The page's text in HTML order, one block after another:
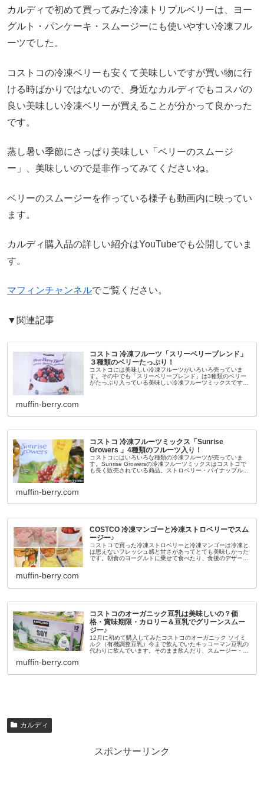
カルディで初めて買ってみた冷凍トリプルベリーは、ヨー
グルト・パンケーキ・スムージーにも使いやすい冷凍フル
ーツでした。
コストコの冷凍ベリーも安くて美味しいですが買い物に行
ける時ばかりではないので、身近なカルディでもコスパの
良い美味しい冷凍ベリーが買えることが分かって良かった
です。
蒸し暑い季節にさっぱり美味しい「ベリーのスムージ
ー」、美味しいので是非作ってみてくださいね。
ベリーのスムージーを作っている様子も動画内に映ってい
ます。
カルディ購入品の詳しい紹介はYouTubeでも公開していま
す。
マフィンチャンネルでご覧ください。
▼関連記事
コストコ 冷凍フルーツ「スリーベリーブレンド」
３種類のベリーたっぷり！
コストコには美味しい冷凍フルーツがいろいろ売っていま
す。その中でも「スリーベリーブレンド」は3種類のベリー
がたっぷり入っている美味しい冷凍フルーツミックスです。
muffin-berry.com
コストコ 冷凍フルーツミックス「Sunrise
Growers 」4種類のフルーツ入り！
コストコにはいろいろな種類の冷凍フルーツが売っていま
す。Sunrise Growersの冷凍フルーツミックスはコストコで
も長く販売されている商品。ストロベリー・パイナップル・
muffin-berry.com
COSTCO 冷凍マンゴーと冷凍ストロベリーでスム
ージー♪
コストコで買った冷凍ストロベリーと冷凍マンゴーは冷凍と
は思えないフレッシュ感と甘さがあってとても美味しかった
です。朝食のヨーグルトに乗せて食べたり、食後のデザート
muffin-berry.com
コストコのオーガニック豆乳は美味しいの？価
格・賞味期限・カロリー＆豆乳でグリーンスムー
ジー♪
12月に初めて購入してみたコストコのオーガニック ソイミ
ルク（有機調整豆乳）今まで飲んでいたキッコーマン豆乳の
代わりに飲んでいます。そのまま飲んだり、スムージー・グ
muffin-berry.com
カルディ
スポンサーリンク